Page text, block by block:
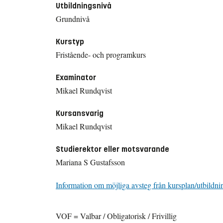
Utbildningsnivå
Grundnivå
Kurstyp
Fristående- och programkurs
Examinator
Mikael Rundqvist
Kursansvarig
Mikael Rundqvist
Studierektor eller motsvarande
Mariana S Gustafsson
Information om möjliga avsteg från kursplan/
VOF = Valbar / Obligatorisk / Frivillig